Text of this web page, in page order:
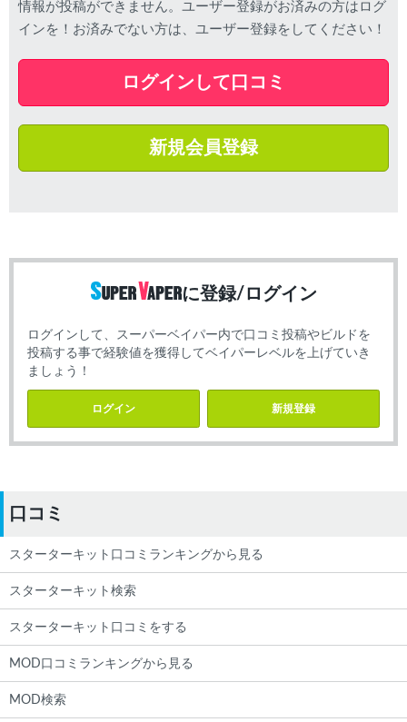
情報が投稿ができません。ユーザー登録がお済みの方はログ
インを！お済みでない方は、ユーザー登録をしてください！
ログインして口コミ
新規会員登録
に登録/ログイン
ログインして、スーパーベイパー内で口コミ投稿やビルドを
投稿する事で経験値を獲得してベイパーレベルを上げていき
ましょう！
ログイン 新規登録
口コミ
スターターキット口コミランキングから見る
スターターキット検索
スターターキット口コミをする
MOD口コミランキングから見る
MOD検索